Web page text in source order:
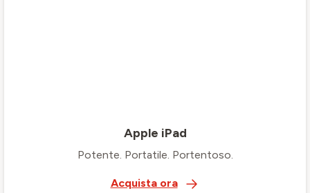
Apple iPad
Potente. Portatile. Portentoso.
Acquista ora